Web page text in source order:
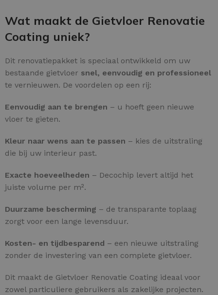
Wat maakt de Gietvloer Renovatie
Coating uniek?
Dit renovatiepakket is speciaal ontwikkeld om uw
bestaande gietvloer snel, eenvoudig en professioneel
te vernieuwen. De voordelen op een rij:
Eenvoudig aan te brengen – u hoeft geen nieuwe
vloer te gieten.
Kleur naar wens aan te passen – kies de uitstraling
die bij uw interieur past.
Exacte hoeveelheden – Decochip levert altijd het
juiste volume per m².
Duurzame bescherming – de transparante toplaag
zorgt voor een lange levensduur.
Kosten- en tijdbesparend – een nieuwe uitstraling
zonder de investering van een complete gietvloer.
Dit maakt de Gietvloer Renovatie Coating ideaal voor
zowel particuliere gebruikers als zakelijke projecten.